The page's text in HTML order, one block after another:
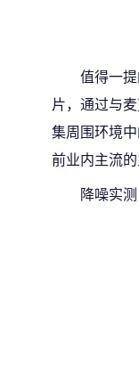
值得一
片，通过与
集周围环境
前业内主流的
降噪实测